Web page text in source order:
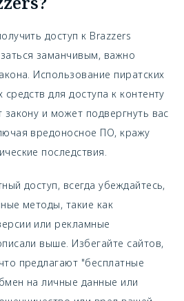
доступ к Brazzers
заманчивым, важно
Использование пиратских
для доступа к контенту
и может подвергнуть вас
вредоносное ПО, кражу
последствия.
доступ, всегда убеждайтесь,
методы, такие как
или рекламные
выше. Избегайте сайтов,
предлагают "бесплатные
на личные данные или